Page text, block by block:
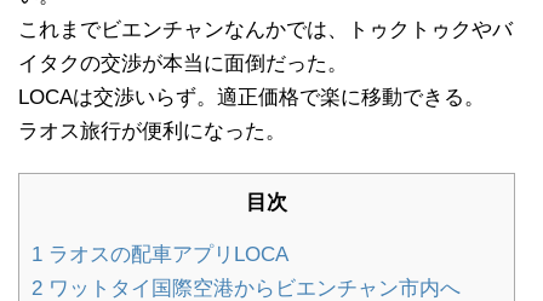
これまでビエンチャンなんかでは、トゥクトゥクやバ
イタクの交渉が本当に面倒だった。
LOCAは交渉いらず。適正価格で楽に移動できる。
ラオス旅行が便利になった。
目次
1 ラオスの配車アプリLOCA
2 ワットタイ国際空港からビエンチャン市内へ